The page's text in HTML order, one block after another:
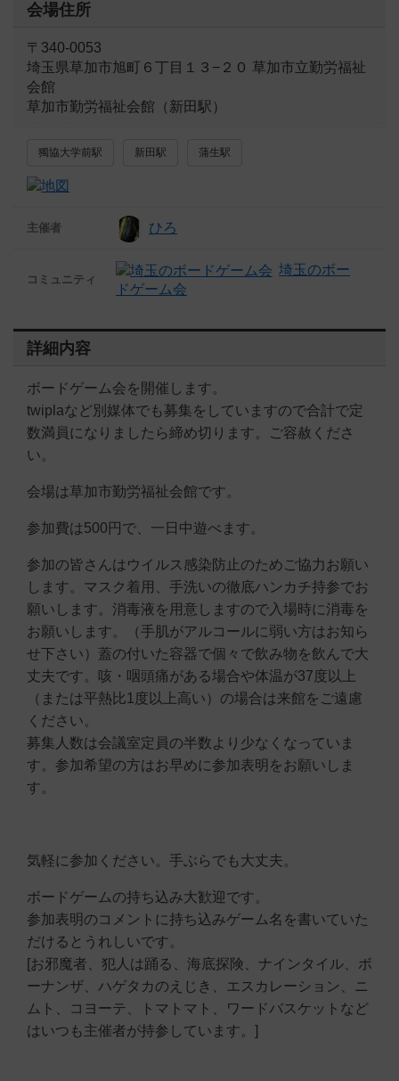
会場住所
〒340-0053
埼玉県草加市旭町６丁目１３−２０ 草加市立勤労福祉
会館
草加市勤労福祉会館（新田駅）
獨協大学前駅 新田駅 蒲生駅
主催者 ひろ
コミュニティ
埼玉のボー
ドゲーム会
詳細内容
ボードゲーム会を開催します。
twiplaなど別媒体でも募集をしていますので合計で定
数満員になりましたら締め切ります。ご容赦くださ
い。
会場は草加市勤労福祉会館です。
参加費は500円で、一日中遊べます。
参加の皆さんはウイルス感染防止のためご協力お願い
します。マスク着用、手洗いの徹底ハンカチ持参でお
願いします。消毒液を用意しますので入場時に消毒を
お願いします。（手肌がアルコールに弱い方はお知ら
せ下さい）蓋の付いた容器で個々で飲み物を飲んで大
丈夫です。咳・咽頭痛がある場合や体温が37度以上
（または平熱比1度以上高い）の場合は来館をご遠慮
ください。
募集人数は会議室定員の半数より少なくなっていま
す。参加希望の方はお早めに参加表明をお願いしま
す。
気軽に参加ください。手ぶらでも大丈夫。
ボードゲームの持ち込み大歓迎です。
参加表明のコメントに持ち込みゲーム名を書いていた
だけるとうれしいです。
[お邪魔者、犯人は踊る、海底探険、ナインタイル、ボ
ーナンザ、ハゲタカのえじき、エスカレーション、ニ
ムト、コヨーテ、トマトマト、ワードバスケットなど
はいつも主催者が持参しています。]